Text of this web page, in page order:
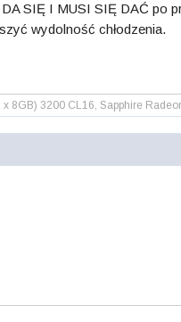
SIĘ I MUSI SIĘ DAĆ po
wydolność chłodzenia.
3200 CL16, Sapphire